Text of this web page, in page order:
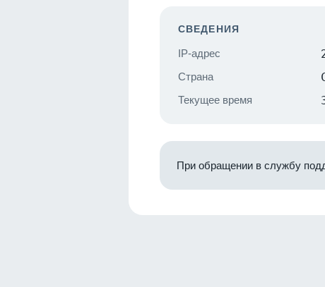
СВЕДЕНИЯ
IP-адрес
Страна
Текущее время
При обращении в службу